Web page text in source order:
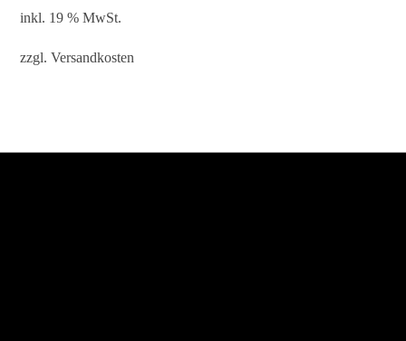
inkl. 19 % MwSt.
zzgl.Versandkosten